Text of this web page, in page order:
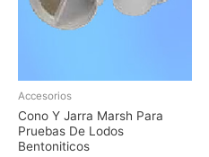
Accesorios
Cono Y Jarra Marsh Para
Pruebas De Lodos
Bentoniticos